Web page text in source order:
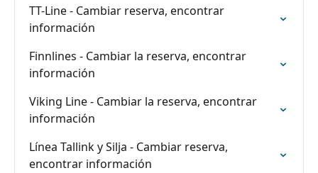
TT-Line - Cambiar reserva, encontrar
información
Finnlines - Cambiar la reserva, encontrar
información
Viking Line - Cambiar la reserva, encontrar
información
Línea Tallink y Silja - Cambiar reserva,
encontrar información